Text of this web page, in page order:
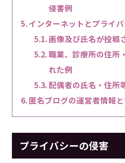
侵害例
インターネットとプライ
画像及び氏名が投稿
職業、診療所の住所
れた例
配偶者の氏名・住所
匿名ブログの運営者情報
プライバシーの侵害